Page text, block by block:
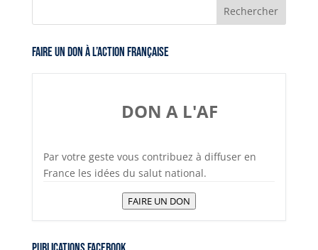
A
p
p
Li
n
k
n a
e
b
o
Faire un don à l’Action Française
DON A L'AF
Par votre geste vous contribuez à diffuser en
France les idées du salut national.
FAIRE UN DON